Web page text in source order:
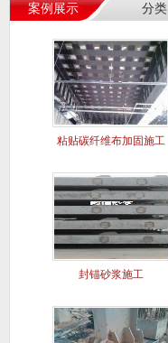
案例展示 分类
粘贴碳纤维布加固施工
封锚砂浆施工